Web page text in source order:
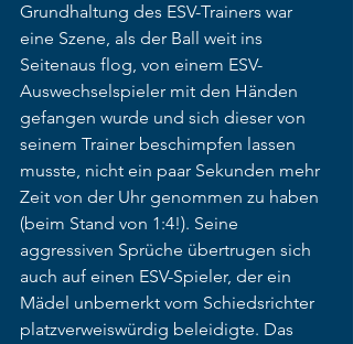
Grundhaltung des ESV-Trainers war
eine Szene, als der Ball weit ins
Seitenaus flog, von einem ESV-
Auswechselspieler mit den Händen
gefangen wurde und sich dieser von
seinem Trainer beschimpfen lassen
musste, nicht ein paar Sekunden mehr
Zeit von der Uhr genommen zu haben
(beim Stand von 1:4!). Seine
aggressiven Sprüche übertrugen sich
auch auf einen ESV-Spieler, der ein
Mädel unbemerkt vom Schiedsrichter
platzverweiswürdig beleidigte. Das